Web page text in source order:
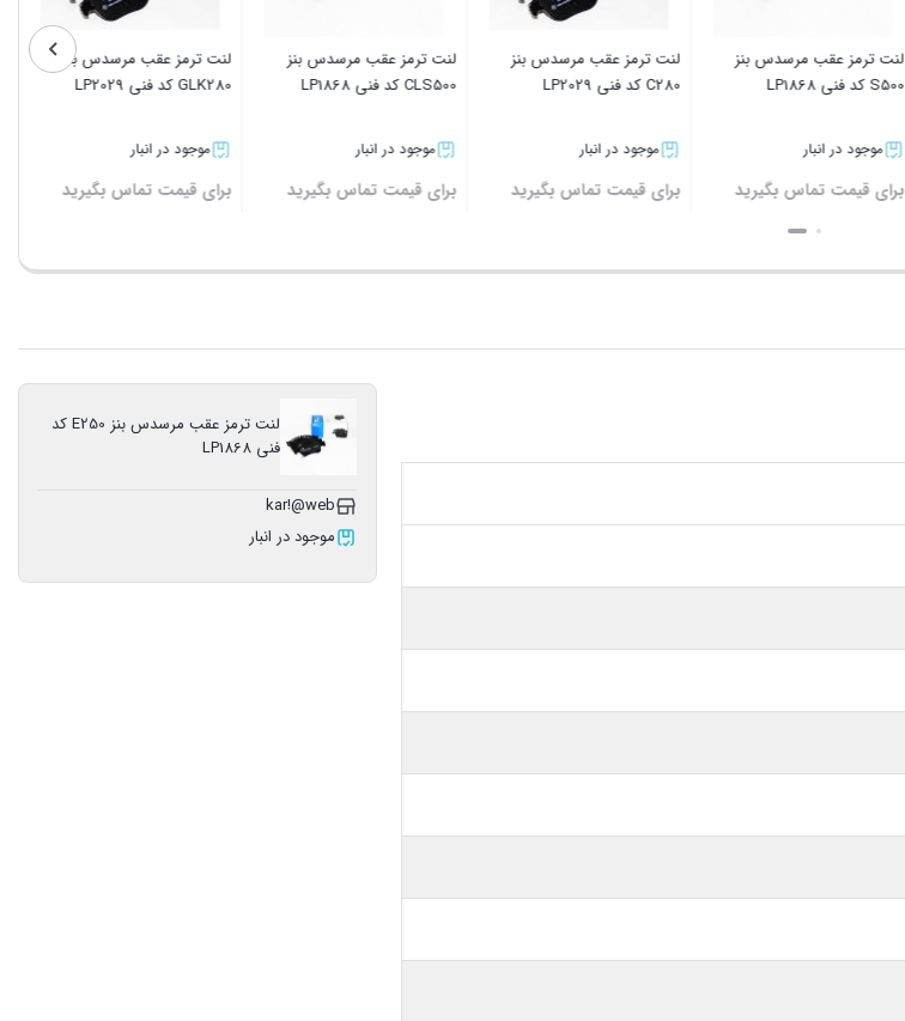
لنت ترمز عقب مرسدس بنز
S500 کد فنی LP1868
موجود در انبار
برای قیمت تماس بگیرید
لنت ترمز عقب مرسدس بنز
C280 کد فنی LP2029
موجود در انبار
برای قیمت تماس بگیرید
لنت ترمز عقب مرسدس بنز
CLS500 کد فنی LP1868
موجود در انبار
برای قیمت تماس بگیرید
لنت ترمز عقب مرسدس بنز
GLK280 کد فنی LP2029
موجود در انبار
برای قیمت تماس بگیرید
لنت ترمز عقب مرسدس بنز E250 کد
فنی LP1868
kar!@web
موجود در انبار